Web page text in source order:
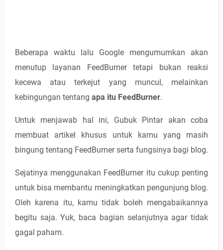
Beberapa waktu lalu Google mengumumkan akan
menutup layanan FeedBurner tetapi bukan reaksi
kecewa atau terkejut yang muncul, melainkan
kebingungan tentang apa itu FeedBurner.
Untuk menjawab hal ini, Gubuk Pintar akan coba
membuat artikel khusus untuk kamu yang masih
bingung tentang FeedBurner serta fungsinya bagi blog.
Sejatinya menggunakan FeedBurner itu cukup penting
untuk bisa membantu meningkatkan pengunjung blog.
Oleh karena itu, kamu tidak boleh mengabaikannya
begitu saja. Yuk, baca bagian selanjutnya agar tidak
gagal paham.